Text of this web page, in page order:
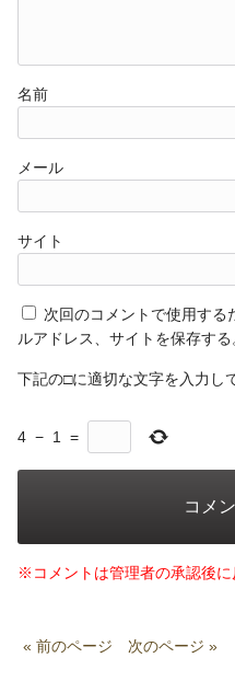
名前
メール
サイト
次回のコメントで使用する
ルアドレス、サイトを保存する
下記の□に適切な文字を入力し
4 − 1 =
※コメントは管理者の承認後に
« 前のページ 次のページ »